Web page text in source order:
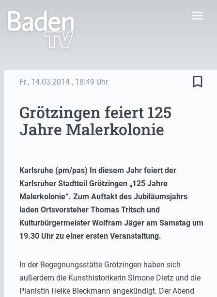
menu
Fr., 14.03.2014 , 18:49 Uhr bookmark_border
Grötzingen feiert 125
Jahre Malerkolonie
Karlsruhe (pm/pas) In diesem Jahr feiert der
Karlsruher Stadtteil Grötzingen „125 Jahre
Malerkolonie“. Zum Auftakt des Jubiläumsjahrs
laden Ortsvorsteher Thomas Tritsch und
Kulturbürgermeister Wolfram Jäger am Samstag um
19.30 Uhr zu einer ersten Veranstaltung.
In der Begegnungsstätte Grötzingen haben sich
außerdem die Kunsthistorikerin Simone Dietz und die
Pianistin Heike Bleckmann angekündigt. Der Abend